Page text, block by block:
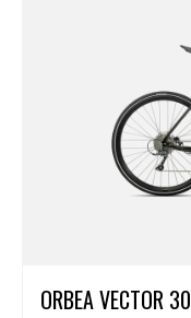
ORBEA VECTOR 30